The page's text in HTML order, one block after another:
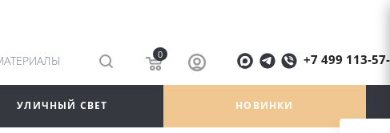
0 +7 499 113-
УЛИЧНЫЙ СВЕТ НОВИНКИ